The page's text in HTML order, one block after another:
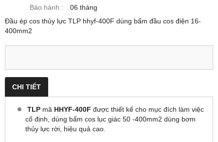
Bảo hành :
06 tháng
Đầu ép cos thủy lực TLP hhyf-400F dùng bấm đầu cos điện 16-
400mm2
CHI TIẾT
TLP mã HHYF-400F được thiết kế cho mục đích làm việc
cố định, dùng bấm cos lục giác 50 -400mm2 dùng bơm
thủy lực rời, hiệu quả cao.